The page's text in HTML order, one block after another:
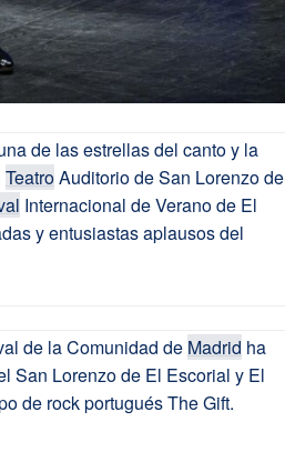
de las estrellas del canto y la
TeatroAuditorio de San Lorenzo de
Internacional de Verano de El
y entusiastas aplausos del
de la Comunidad de Madrid ha
San Lorenzo de El Escorial y El
de rock portugués The Gift.